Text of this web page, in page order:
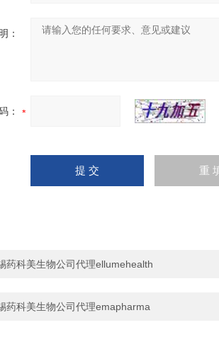
：
：
药科美生物公司代理ellumehealth
药科美生物公司代理emapharma